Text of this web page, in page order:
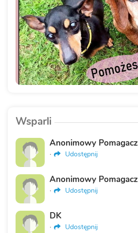
Wsparli
Anonimowy Pomagacz
· Udostępnij
Anonimowy Pomagacz
· Udostępnij
DK
· Udostępnij